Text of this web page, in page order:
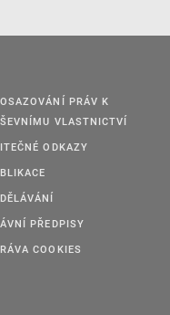
PRÁV K
VLASTNICTVÍ
ODKAZY
PŘEDPISY
COOKIES